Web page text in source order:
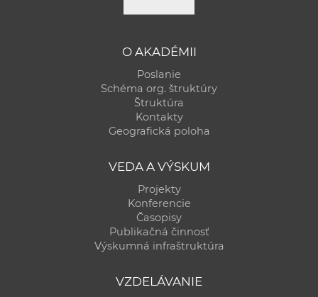
O AKADÉMII
Poslanie
Schéma org. štruktúry
Štruktúra
Kontakty
Geografická poloha
VEDA A VÝSKUM
Projekty
Konferencie
Časopisy
Publikačná činnosť
Výskumná infraštruktúra
VZDELÁVANIE